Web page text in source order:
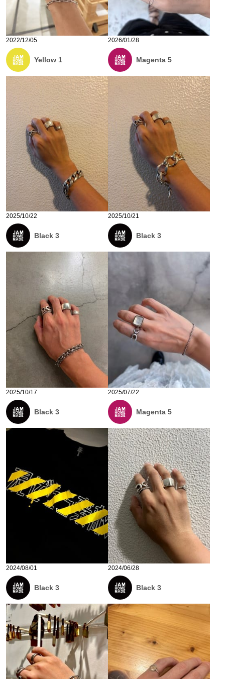
2022/12/05
Yellow 1
2026/01/28
Magenta 5
2025/10/22
Black 3
2025/10/21
Black 3
2025/10/17
Black 3
2025/07/22
Magenta 5
2024/08/01
Black 3
2024/06/28
Black 3